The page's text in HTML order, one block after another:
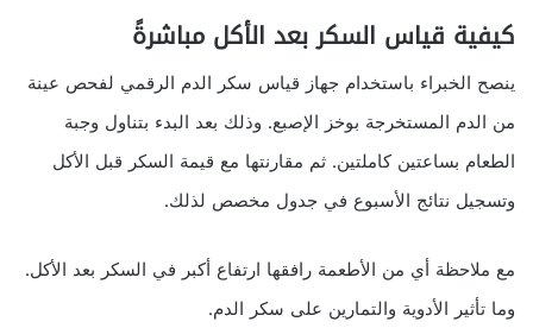
كيفية قياس السكر بعد الأكل مباشرةً
ينصح الخبراء باستخدام جهاز قياس سكر الدم الرقمي لفحص عينة
من الدم المستخرجة بوخز الإصبع. وذلك بعد البدء بتناول وجبة
الطعام بساعتين كاملتين. ثم مقارنتها مع قيمة السكر قبل الأكل
وتسجيل نتائج الأسبوع في جدول مخصص لذلك.
مع ملاحظة أي من الأطعمة رافقها ارتفاع أكبر في السكر بعد الأكل.
وما تأثير الأدوية والتمارين على سكر الدم.